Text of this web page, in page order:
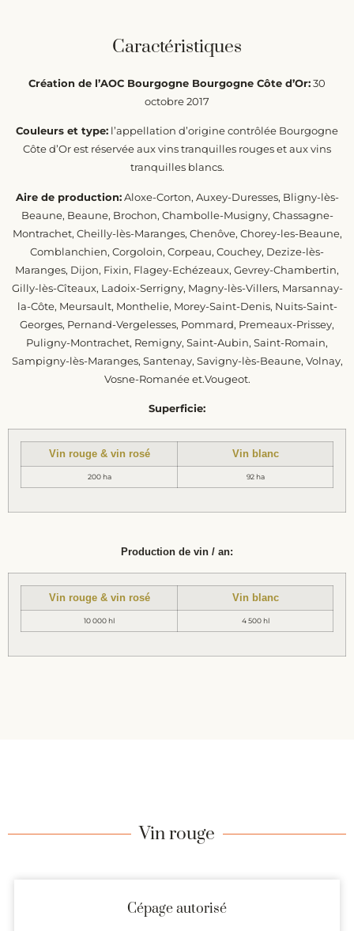
Caractéristiques
Création de l’AOC Bourgogne Bourgogne Côte d’Or:30
octobre 2017
Couleurs et type: l’appellation d’origine contrôlée Bourgogne
Côte d’Or est réservée aux vins tranquilles rouges et aux vins
tranquilles blancs.
Aire de production:Aloxe-Corton, Auxey-Duresses, Bligny-lès-
Beaune, Beaune, Brochon, Chambolle-Musigny, Chassagne-
Montrachet, Cheilly-lès-Maranges, Chenôve, Chorey-les-Beaune,
Comblanchien, Corgoloin, Corpeau, Couchey, Dezize-lès-
Maranges, Dijon, Fixin, Flagey-Echézeaux, Gevrey-Chambertin,
Gilly-lès-Cîteaux, Ladoix-Serrigny, Magny-lès-Villers, Marsannay-
la-Côte, Meursault, Monthelie, Morey-Saint-Denis, Nuits-Saint-
Georges, Pernand-Vergelesses, Pommard, Premeaux-Prissey,
Puligny-Montrachet, Remigny, Saint-Aubin, Saint-Romain,
Sampigny-lès-Maranges, Santenay, Savigny-lès-Beaune, Volnay,
Vosne-Romanée et.Vougeot.
Superficie:
Vin rouge & vin rosé Vin blanc
200 ha 92 ha
Production de vin / an:
Vin rouge & vin rosé Vin blanc
10 000 hl 4 500 hl
Vin rouge
Cépage autorisé